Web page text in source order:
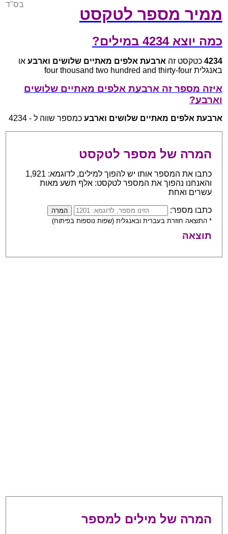
ממיר מספר לטקסט
בס"ד
כמה יוצא 4234 במילים?
4234 כטקסט זה ארבעת אלפים מאתיים שלושים וארבע או
באנגלית four thousand two hundred and thirty-four
איזה מספר זה ארבעת אלפים מאתיים שלושים
וארבע?
ארבעת אלפים מאתיים שלושים וארבע כמספר שווה ל - 4234
המרה של מספר לטקסט
כתבו את המספר אותו יש להפוך למילים, לדוגמא: 1,921
והאנחנו נהפוך את המספר לטקסט: אלף תשע מאות
עשרים ואחת
כתבו מספר:
* התוצאה חוזרת בעברית ובאנגלית (שפות נוספות בפיתוח)
תוצאה
המרה של מילים למספר